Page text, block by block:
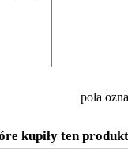
pola
kupiły ten